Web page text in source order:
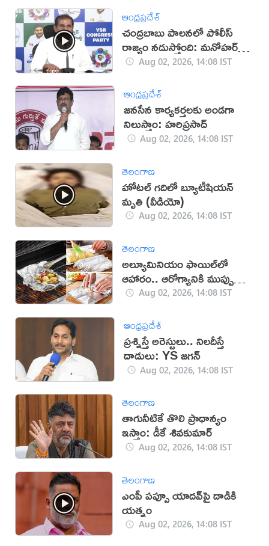
ఆంధ్రప్రదేశ్
చంద్రబాబు పాలనలో పోలీస్
రాజ్యం నడుస్తోంది: మనోహర్
రెడ్డి Aug 02, 2026, 14:08 IST
ఆంధ్రప్రదేశ్
జనసేన కార్యకర్తలకు అండగా
నిలుస్తాం: హరిప్రసాద్
Aug 02, 2026, 14:08 IST
తెలంగాణ
హోటల్ గదిలో బ్యూటీషియన్
మృతి (వీడియో)
Aug 02, 2026, 14:08 IST
తెలంగాణ
అల్యూమినియం ఫాయిల్‌లో
ఆహారం.. ఆరోగ్యానికి ముప్పు
తప్పదా?
Aug 02, 2026, 14:08 IST
ఆంధ్రప్రదేశ్
ప్రశ్నిస్తే అరెస్టులు.. నిలదీస్తే
దాడులు: YS జగన్‌
Aug 02, 2026, 14:08 IST
తెలంగాణ
తాగునీటికే తొలి ప్రాధాన్యం
ఇస్తాం: డీకే శివకుమార్‌
Aug 02, 2026, 14:08 IST
తెలంగాణ
ఎంపీ పప్పూ యాదవ్‌పై దాడికి
యత్నం
Aug 02, 2026, 14:08 IST